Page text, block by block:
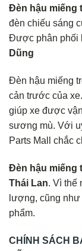
Đèn hậu miếng
đèn chiếu sáng
Được phân phối
Dũng
Đèn hậu miếng
cản trước của
giúp xe được
sương mù. Với
Parts Mall chắc
Đèn hậu miếng
Thái Lan. Vì thế
lượng, cũng
phẩm.
CHÍNH SÁCH